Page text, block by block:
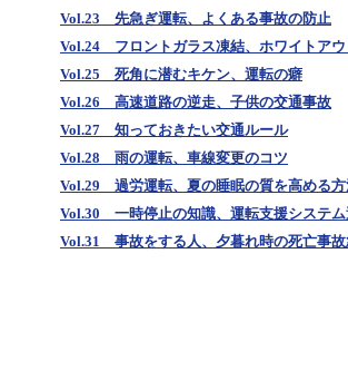
Vol.23 先急ぎ運転、よくある事故の防止
Vol.24 フロントガラス凍結、ホワイトアウ
Vol.25 死角に潜むキケン、運転の癖
Vol.26 高速道路の逆走、子供の交通事故
Vol.27 知っておきたい交通ルール
Vol.28 雨の運転、車線変更のコツ
Vol.29 過労運転、夏の睡眠の質を高める方
Vol.30 一時停止の知識、運転支援システム
Vol.31 事故をする人、夕暮れ時の死亡事故